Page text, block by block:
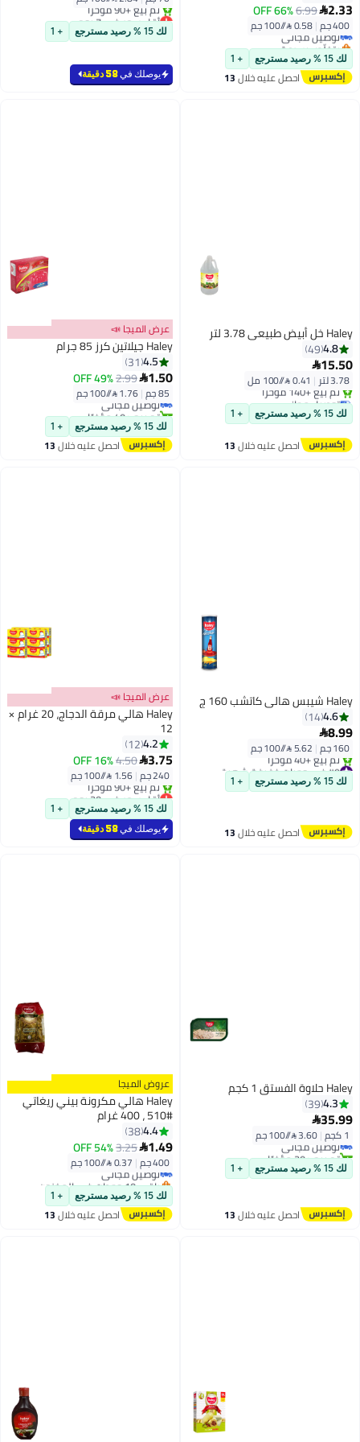
2.33
6.99
66% OFF
400 جم |
أقل سعر في 30 يوم
توصيل مجاني
بتخلّص بسرعة
#7 في المعكرونةلك 15 % رصيد مسترجع + 1
احصل عليه خلال13
أقل سعر في 7 يوم
بتخلّص بسرعة
تم بيع +90 مؤخرًالك 15 % رصيد مسترجع + 1
يوصلك في58 دقيقة
Haley خل أبيض طبيعي 3.78 لتر
4.8
49
15.50
3.78 لتر |
توصيل مجاني
بتخلّص بسرعة
تم بيع +140 مؤخرًا
توصيل مجاني
لك 15 % رصيد مسترجع + 1
احصل عليه خلال13
عرض الميجا 📣
Haley جيلاتين كرز 85 جرام
4.5
31
1.50
2.99
49% OFF
85 جم |1.76 /⁨/100 جم⁩
#6 في خليط الحلويات
أقل سعر في السنة
توصيل مجاني
تم بيع +40 مؤخرًا
#6 في خليط الحلوياتلك 15 % رصيد مسترجع + 1
احصل عليه خلال13
Haley شيبس هالي كاتشب 160 ج
4.6
14
8.99
160 جم |
#9 في وجبات خفيفة شهية
توصيل مجاني
تم بيع +40 مؤخرًالك 15 % رصيد مسترجع + 1
احصل عليه خلال13
عرض الميجا 📣
Haley هالي مرقة الدجاج، 20 غرام ×
12
4.2
12
3.75
4.50
16% OFF
240 جم |
أقل سعر في 30 يوم
بتخلّص بسرعة
تم بيع +90 مؤخرًا
أقل سعر في 30 يوم
لك 15 % رصيد مسترجع + 1
يوصلك في58 دقيقة
Haley حلاوة الفستق 1 كجم
4.3
39
35.99
1 كجم |3.60 /⁨/100 جم⁩
توصيل مجاني
تم بيع +30 مؤخرًا
توصيل مجانيلك 15 % رصيد مسترجع + 1
احصل عليه خلال13
اغسطس
عروض الميجا
Haley هالي مكرونة بيني ريغاتي
#510 ، 400 غرام
4.4
38
1.49
3.25
54% OFF
400 جم |
#12 في المعكرونة
أقل سعر في 30 يوم
توصيل مجاني
باقي 10 وحدات في المخزون
#12 في المعكرونةلك 15 % رصيد مسترجع + 1
احصل عليه خلال13
اغسطس